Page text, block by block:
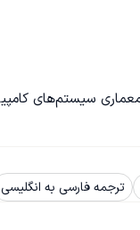
ترجمه فارسی به انگلیسی